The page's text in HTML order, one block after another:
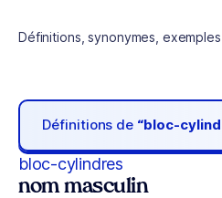
Définitions, synonymes,
Définitions de “bloc-
bloc-cylindres
nom masculin